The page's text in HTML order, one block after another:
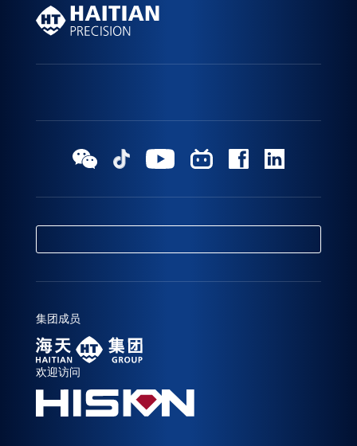
集团成员
欢迎访问